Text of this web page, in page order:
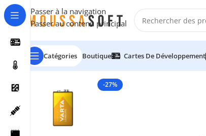
Passer à la navigation
Passer au contenu principal
Catégories Boutique Cartes De Développement
-27%